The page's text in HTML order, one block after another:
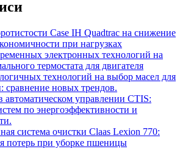
Case IH Quadtrac на снижение
при нагрузках
электронных технологий на
термостата для двигателя
технологий на выбор масел для
сравнение новых трендов.
управлении CTIS:
по энергоэффективности и
система очистки Claas Lexion 770:
потерь при уборке пшеницы